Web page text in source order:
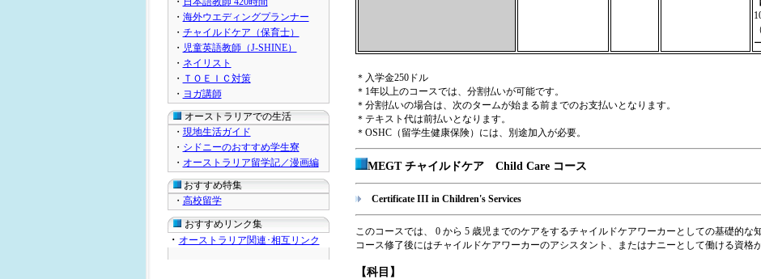
・ 海外ウエディングプランナー
・ チャイルドケア（保育士）
・ 児童英語教師（J-SHINE）
・ ネイリスト
・ ＴＯＥＩＣ対策
・ ヨガ講師
オーストラリアでの生活
・ 現地生活ガイド
・ シドニーのおすすめ学生寮
・ オーストラリア留学記／漫画編
おすすめ特集
・ 高校留学
おすすめリンク集
・ オーストラリア関連･相互リンク
＊入学金250ドル
＊1年以上のコースでは、分割払いが可能です。
＊分割払いの場合は、次のタームが始まる前までのお支払いとなります。
＊テキスト代は前払いとなります。
＊OSHC（留学生健康保険）には、別途加入が必要。
MEGT チャイルドケア Child Care コース
Certificate III in Children's Services
このコースでは、 0 から 5 歳児までのケアをするチャイルドケアワーカーとしての基礎的な
コース修了後にはチャイルドケアワーカーのアシスタント、またはナニーとして働ける資格
【科目】